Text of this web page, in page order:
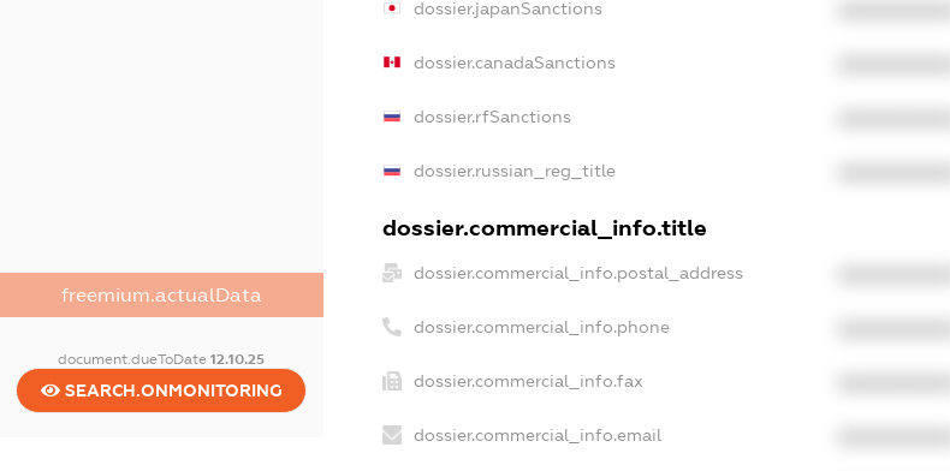
freemium.actualData
document.dueToDate12.10.25
SEARCH.ONMONITORING
dossier.japanSanctions
dossier.canadaSanctions
dossier.rfSanctions
dossier.russian_reg_title
dossier.commercial_info.title
dossier.commercial_info.postal_address
dossier.commercial_info.phone
dossier.commercial_info.fax
dossier.commercial_info.email